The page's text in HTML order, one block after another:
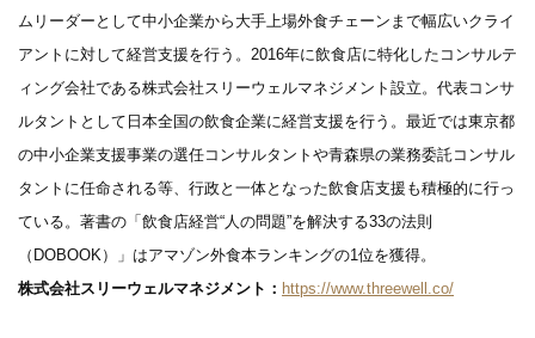
ムリーダーとして中小企業から大手上場外食チェーンまで幅広いクライ
アントに対して経営支援を行う。2016年に飲食店に特化したコンサルテ
ィング会社である株式会社スリーウェルマネジメント設立。代表コンサ
ルタントとして日本全国の飲食企業に経営支援を行う。最近では東京都
の中小企業支援事業の選任コンサルタントや青森県の業務委託コンサル
タントに任命される等、行政と一体となった飲食店支援も積極的に行っ
ている。著書の「飲食店経営“人の問題”を解決する33の法則
（DOBOOK）」はアマゾン外食本ランキングの1位を獲得。
株式会社スリーウェルマネジメント： https://www.threewell.co/